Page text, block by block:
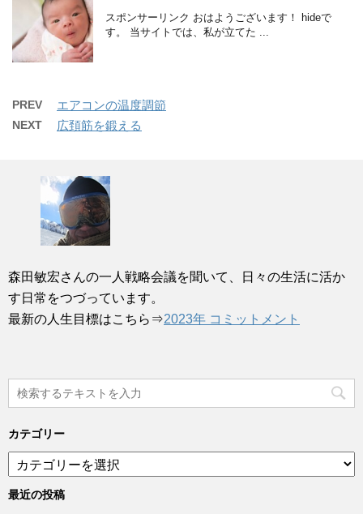
スポンサーリンク おはようございます！ hideで
す。 当サイトでは、私が立てた ...
PREV エアコンの温度調節
NEXT 広頚筋を鍛える
森田敏宏さんの一人戦略会議を聞いて、日々の生活に活か
す日常をつづっています。
最新の人生目標はこちら⇒2023年 コミットメント
カテゴリー
テ
ゴ
最近の投稿